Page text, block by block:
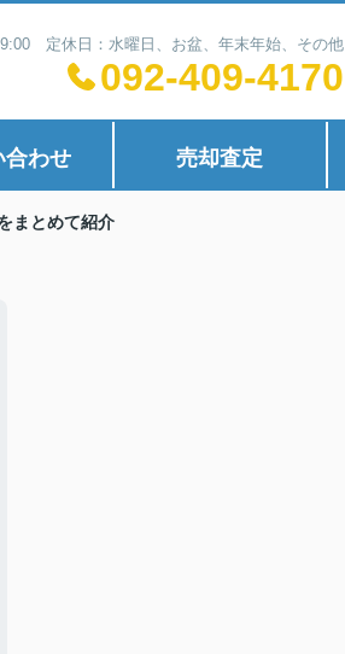
定休日：水曜日、お盆、年末年始、その他
092-409-4170
合わせ 売却査定
まとめて紹介